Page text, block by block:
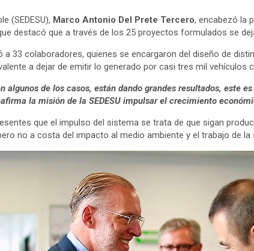
(SEDESU), Marco Antonio Del Prete Tercero, encabezó la
destacó que a través de los 25 proyectos formulados se
33 colaboradores, quienes se encargaron del diseño de
a dejar de emitir lo generado por casi tres mil vehículos
algunos de los casos, están dando grandes resultados, este
la misión de la SEDESU impulsar el crecimiento
que el impulso del sistema se trata de que sigan
no a costa del impacto al medio ambiente y el trabajo de